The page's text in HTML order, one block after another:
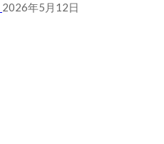
2026年5月12日